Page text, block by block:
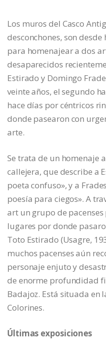
Los muros del Casco
desconchones, son
para homenajear a dos
desaparecidos
Estirado y Domingo
veinte años, el segundo
hace días por céntricos
donde pasearon con
arte.
Se trata de un homenaje
callejera, que describe a
poeta confuso», y a
poesía para ciegos». A
art un grupo de
lugares por donde
Toto Estirado (Usagre,
muchos pacenses aún
personaje enjuto y
de enorme profundidad
Badajoz. Está situada en
Colorines.
Últimas exposiciones